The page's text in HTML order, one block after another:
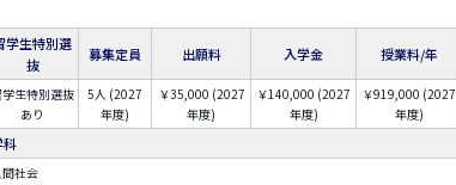
学生特別選
抜
募集定員 出願料 入学金 授業料/年
生特別選抜
あり
5人 (2027
年度)
￥35,000 (2027
年度)
￥140,000 (2027
年度)
￥919,000 (2027
年度)
科
社会